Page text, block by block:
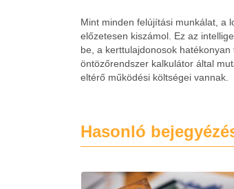
Mint minden felújítási munkálat, a
előzetesen kiszámol. Ez az
be, a kerttulajdonosok
öntözőrendszer kalkulátor által
eltérő működési költségei vannak.
Hasonló